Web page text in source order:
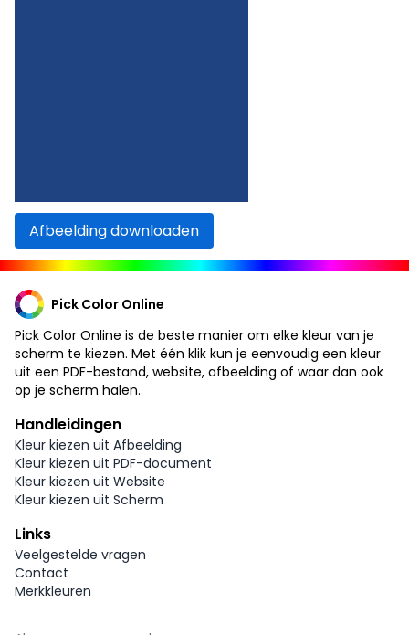
Afbeelding downloaden
Pick Color Online
Pick Color Online is de beste manier om elke kleur van je
scherm te kiezen. Met één klik kun je eenvoudig een kleur
uit een PDF-bestand, website, afbeelding of waar dan ook
op je scherm halen.
Handleidingen
Kleur kiezen uit Afbeelding
Kleur kiezen uit PDF-document
Kleur kiezen uit Website
Kleur kiezen uit Scherm
Links
Veelgestelde vragen
Contact
Merkkleuren